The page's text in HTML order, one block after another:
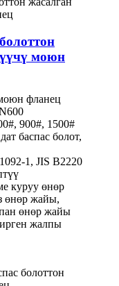
моюн
фланец
900#, 1500#
баспас болот,
1, JIS B2220
куруу өнөр
өнөр жайы,
өнөр жайы
жалпы